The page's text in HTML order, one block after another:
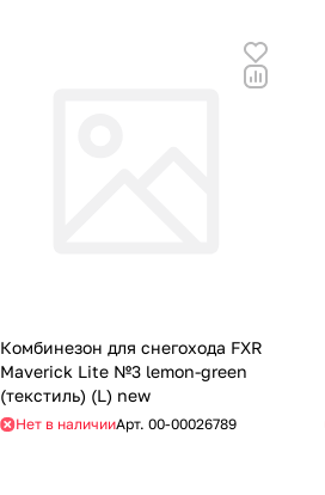
Комбинезон для снегохода FXR
Maverick Lite №3 lemon-green
(текстиль) (L) new
Нет в наличииАрт.00-00026789